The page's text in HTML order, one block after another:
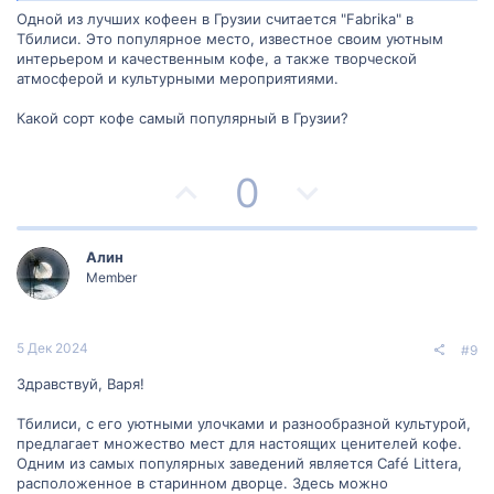
й
г
о
с
й
г
о
с
Одной из лучших кофеен в Грузии считается "Fabrika" в
Тбилиси. Это популярное место, известное своим уютным
интерьером и качественным кофе, а также творческой
атмосферой и культурными мероприятиями.
Какой сорт кофе самый популярный в Грузии?
о
в
н
0
е
в
н
Алин
Member
5 Дек 2024 #9
Здравствуй, Варя!
Тбилиси, с его уютными улочками и разнообразной культурой,
предлагает множество мест для настоящих ценителей кофе.
Одним из самых популярных заведений является Café Littera,
расположенное в старинном дворце. Здесь можно